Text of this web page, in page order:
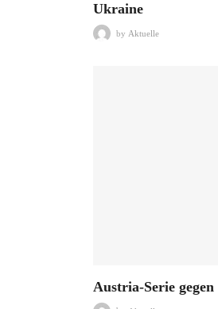
Ukraine
by Aktuelle
Austria-Serie